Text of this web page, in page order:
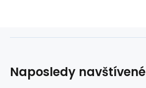
Naposledy